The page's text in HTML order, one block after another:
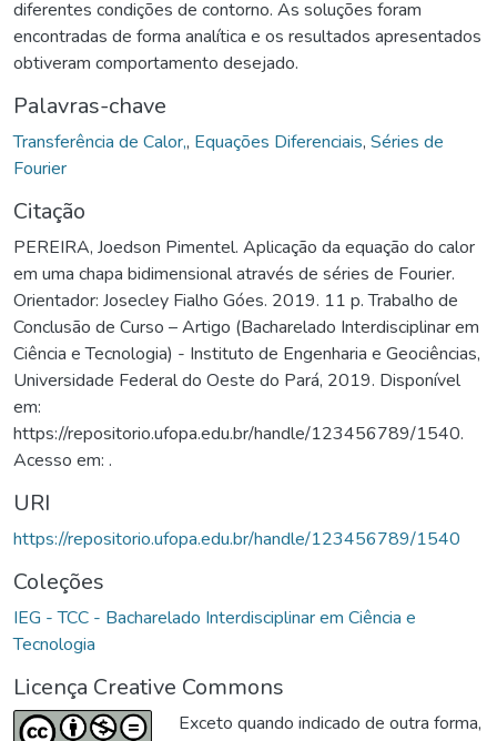
diferentes condições de contorno. As soluções foram
encontradas de forma analítica e os resultados apresentados
obtiveram comportamento desejado.
Palavras-chave
Transferência de Calor,, Equações Diferenciais, Séries de
Fourier
Citação
PEREIRA, Joedson Pimentel. Aplicação da equação do calor
em uma chapa bidimensional através de séries de Fourier.
Orientador: Josecley Fialho Góes. 2019. 11 p. Trabalho de
Conclusão de Curso – Artigo (Bacharelado Interdisciplinar em
Ciência e Tecnologia) - Instituto de Engenharia e Geociências,
Universidade Federal do Oeste do Pará, 2019. Disponível
em:
https://repositorio.ufopa.edu.br/handle/123456789/1540.
Acesso em: .
URI
https://repositorio.ufopa.edu.br/handle/123456789/1540
Coleções
IEG - TCC - Bacharelado Interdisciplinar em Ciência e
Tecnologia
Licença Creative Commons
Exceto quando indicado de outra forma,